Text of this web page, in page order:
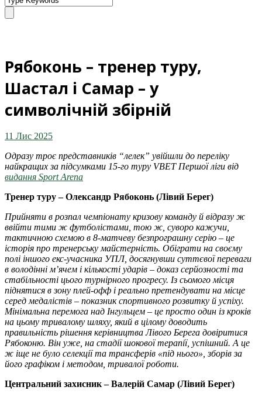
Рябоконь – тренер туру,
Шастал і Самар – у
символічній збірній
11 Лис 2025
Одразу троє представників “лелек” увійшли до переліку
найкращих за підсумками 15-го туру VBET Першої ліги від
видання Sport Arena
Тренер туру – Олександр Рябоконь (Лівий Берег)
Прийняти в розпал чемпіонату кризову команду й відразу ж
ввійти тими ж футболістами, тою ж, суворо кажучи,
тактичною схемою в 8-матчеву безпрограшну серію – це
історія про тренерську майстерність. Обіграти на своєму
полі іншого екс-учасника УПЛ, досягнувши суттєвої переваги
в володінні м’ячем і кількості ударів – доказ серйозності та
стабільності цього турнірного прогресу. Із сьомого місця
піднятися в зону плей-офф і реально претендувати на місце
серед медалістів – показник спортивного розвитку й успіху.
Мінімальна перемога над Інгульцем – це просто один із кроків
на цьому тривалому шляху, який в цілому доводить
правильність рішення керівництва Лівого Берега довіритися
Рябоконю. Він уже, на стадії шокової терапії, успішний. А це
ж іще не було селекції та трансферів «під нього», зборів за
його графіком і методом, тривалої роботи.
Центральний захисник – Валерій Самар (Лівий Берег)